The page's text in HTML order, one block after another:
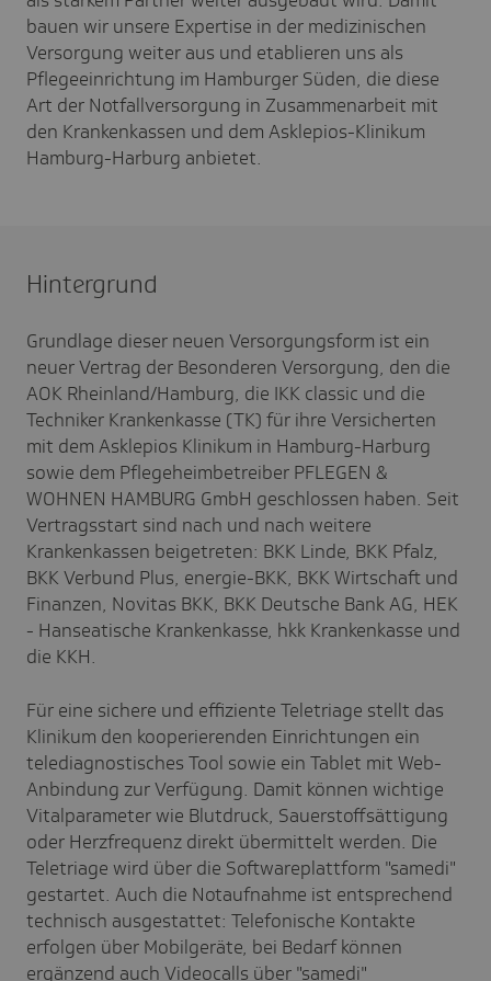
bauen wir unsere Expertise in der medizinischen
Versorgung weiter aus und etablieren uns als
Pflegeeinrichtung im Hamburger Süden, die diese
Art der Notfallversorgung in Zusammenarbeit mit
den Krankenkassen und dem Asklepios-Klinikum
Hamburg-Harburg anbietet.
Hintergrund
Grundlage dieser neuen Versorgungsform ist ein
neuer Vertrag der Besonderen Versorgung, den die
AOK Rheinland/Hamburg, die IKK classic und die
Techniker Krankenkasse (TK) für ihre Versicherten
mit dem Asklepios Klinikum in Hamburg-Harburg
sowie dem Pflegeheimbetreiber PFLEGEN &
WOHNEN HAMBURG GmbH geschlossen haben. Seit
Vertragsstart sind nach und nach weitere
Krankenkassen beigetreten: BKK Linde, BKK Pfalz,
BKK Verbund Plus, energie-BKK, BKK Wirtschaft und
Finanzen, Novitas BKK, BKK Deutsche Bank AG, HEK
- Hanseatische Krankenkasse, hkk Krankenkasse und
die KKH.
Für eine sichere und effiziente Teletriage stellt das
Klinikum den kooperierenden Einrichtungen ein
telediagnostisches Tool sowie ein Tablet mit Web-
Anbindung zur Verfügung. Damit können wichtige
Vitalparameter wie Blutdruck, Sauerstoffsättigung
oder Herzfrequenz direkt übermittelt werden. Die
Teletriage wird über die Softwareplattform "samedi"
gestartet. Auch die Notaufnahme ist entsprechend
technisch ausgestattet: Telefonische Kontakte
erfolgen über Mobilgeräte, bei Bedarf können
ergänzend auch Videocalls über "samedi"